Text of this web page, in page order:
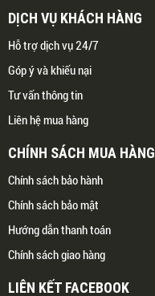
DỊCH VỤ KHÁCH HÀNG
Hỗ trợ dịch vụ 24/7
Góp ý và khiếu nại
Tư vấn thông tin
Liên hệ mua hàng
CHÍNH SÁCH MUA HÀNG
Chính sách bảo hành
Chính sách bảo mật
Hướng dẫn thanh toán
Chính sách giao hàng
LIÊN KẾT FACEBOOK